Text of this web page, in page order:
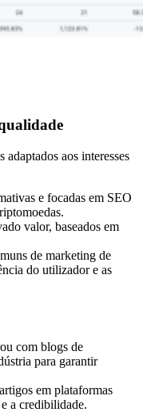
aos interesses
e focadas em SEO
valor, baseados em
de marketing de
do utilizador e as
com blogs de
para garantir
em plataformas
a credibilidade.